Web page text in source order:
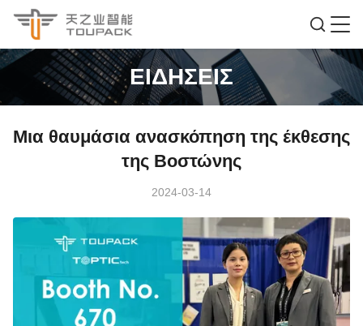
ΕΙΔΉΣΕΙΣ
Μια θαυμάσια ανασκόπηση της έκθεσης
της Βοστώνης
2024-03-14